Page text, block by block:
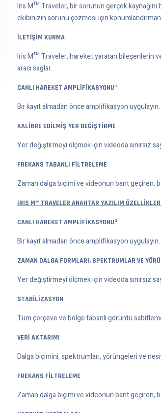
Iris M™ Traveler, bir sorunun gerçek
ekibinizin sorunu çözmesi için
İLETİŞİM KURMA
Iris M™ Traveler, hareket yaratan bileşenlerin ve
aracı sağlar.
CANLI HAREKET AMPLİFİKASYONU®
Bir kayıt almadan önce amplifikasyon
KALİBRE EDİLMİŞ YER DEĞİŞTİRME
Yer değiştirmeyi ölçmek için videoda sınırsız
FREKANS TABANLI FİLTRELEME
Zaman dalga biçimi ve videonun bant
IRIS M™ TRAVELER ANAHTAR YAZILIM
CANLI HAREKET AMPLİFİKASYONU®
Bir kayıt almadan önce amplifikasyon
ZAMAN DALGA FORMLARI, SPEKTRUMLAR VE
Yer değiştirmeyi ölçmek için videoda sınırsız
STABİLİZASYON
Tüm çerçeve ve bölge tabanlı görüntü
VERİ AKTARIMI
Dalga biçimini, spektrumları, yörüngeleri ve
FREKANS FİLTRELEME
Zaman dalga biçimi ve videonun bant